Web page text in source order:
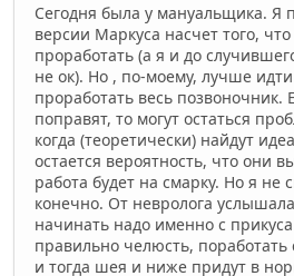
Сегодня была у мануальщика. Я
версии Маркуса насчет того,
проработать (а я и до
не ок). Но , по-моему, лучше
проработать весь
поправят, то могут остаться
когда (теоретически) найдут
остается вероятность, что они
работа будет на смарку. Но я не
конечно. От невролога
начинать надо именно с
правильно челюсть,
и тогда шея и ниже придут в